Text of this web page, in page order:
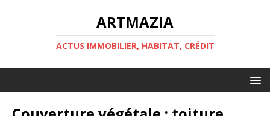
ARTMAZIA
ACTUS IMMOBILIER, HABITAT, CRÉDIT